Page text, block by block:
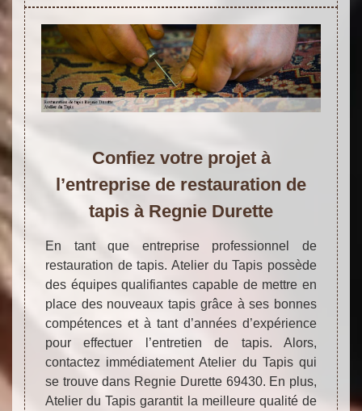
Confiez votre projet à
l’entreprise de restauration de
tapis à Regnie Durette
En tant que entreprise professionnel de
restauration de tapis. Atelier du Tapis possède
des équipes qualifiantes capable de mettre en
place des nouveaux tapis grâce à ses bonnes
compétences et à tant d’années d’expérience
pour effectuer l’entretien de tapis. Alors,
contactez immédiatement Atelier du Tapis qui
se trouve dans Regnie Durette 69430. En plus,
Atelier du Tapis garantit la meilleure qualité de